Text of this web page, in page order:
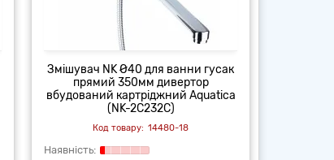
Змішувач NK Ø40 для ванни гусак
прямий 350мм дивертор
вбудований картріджний Aquatica
(NK-2C232C)
14480-18